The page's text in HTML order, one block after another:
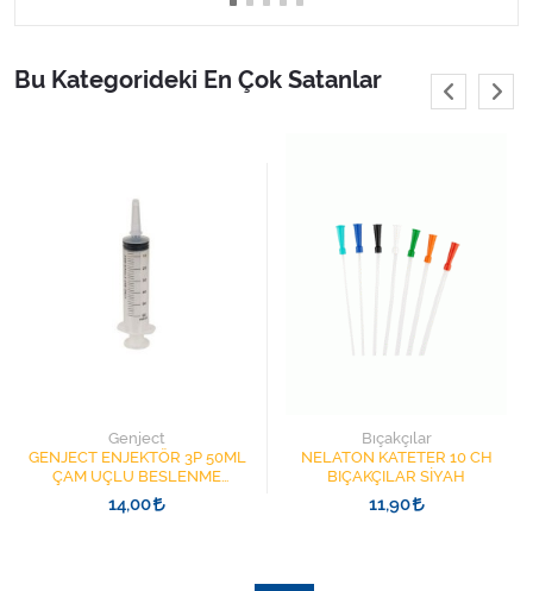
Bu Kategorideki En Çok Satanlar
Genject
GENJECT ENJEKTÖR 3P 50ML
ÇAM UÇLU BESLENME
ŞIRINGASI 1852412 KATATER
UÇLU
14,00
Bıçakçılar
NELATON KATETER 10 CH
BIÇAKÇILAR SİYAH
11,90